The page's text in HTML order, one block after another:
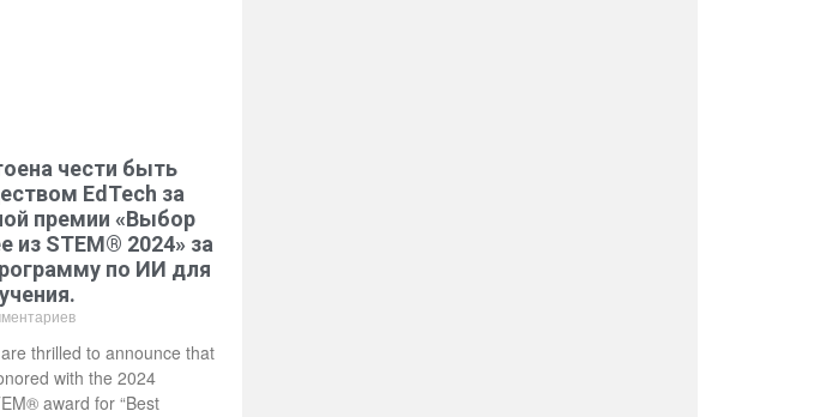
чести быть
EdTech за
премии «Выбор
из STEM® 2024» за
по ИИ для
thrilled to announce that
with the 2024
award for “Best